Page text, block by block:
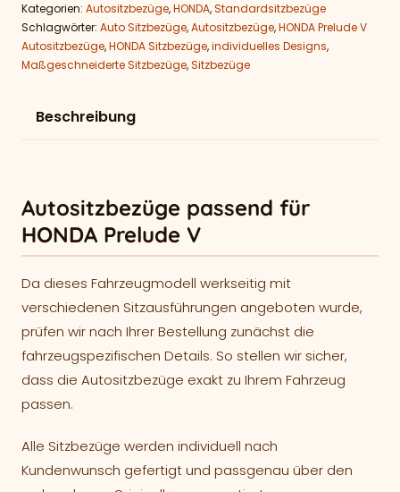
Kategorien: Autositzbezüge,HONDA,Standardsitzbezüge
Schlagwörter: Auto Sitzbezüge,Autositzbezüge,HONDA Prelude V
Autositzbezüge,HONDA Sitzbezüge,individuelles Designs,
Maßgeschneiderte Sitzbezüge,Sitzbezüge
Beschreibung
Autositzbezüge passend für
HONDA Prelude V
Da dieses Fahrzeugmodell werkseitig mit
verschiedenen Sitzausführungen angeboten wurde,
prüfen wir nach Ihrer Bestellung zunächst die
fahrzeugspezifischen Details. So stellen wir sicher,
dass die Autositzbezüge exakt zu Ihrem Fahrzeug
passen.
Alle Sitzbezüge werden individuell nach
Kundenwunsch gefertigt und passgenau über den